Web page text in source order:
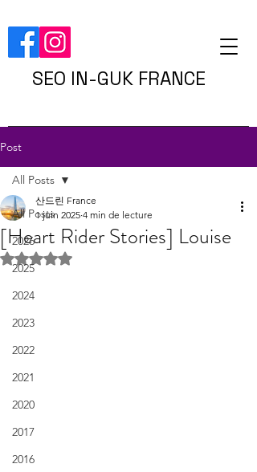
SEO IN-GUK FRANCE
Post
All Posts
2026
2025
2024
2023
2022
2021
2020
2017
2016
All Posts
[Heart Rider Stories] Louise
산드린 France
1 juin 2025 4 min de lecture
Noté NaN étoiles sur 5.